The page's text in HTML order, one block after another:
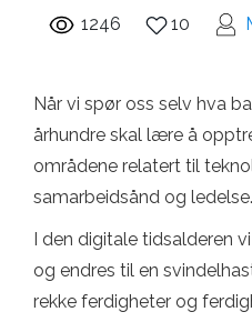
1246 10
Når vi spør oss selv hva
århundre skal lære å
områdene relatert til
samarbeidsånd og ledelse.
I den digitale tidsalderen
og endres til en
rekke ferdigheter og